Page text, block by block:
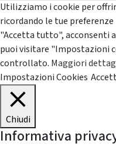
Utilizziamo i cookie per
ricordando le tue
"Accetta tutto", acconsenti
puoi visitare "Impostazioni
controllato. Maggiori
Impostazioni Cookies
Chiudi
Informativa